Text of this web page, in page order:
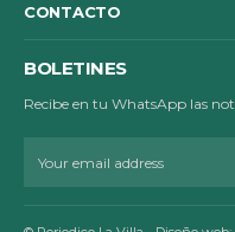
CONTACTO
BOLETINES
Recibe en tu WhatsApp las